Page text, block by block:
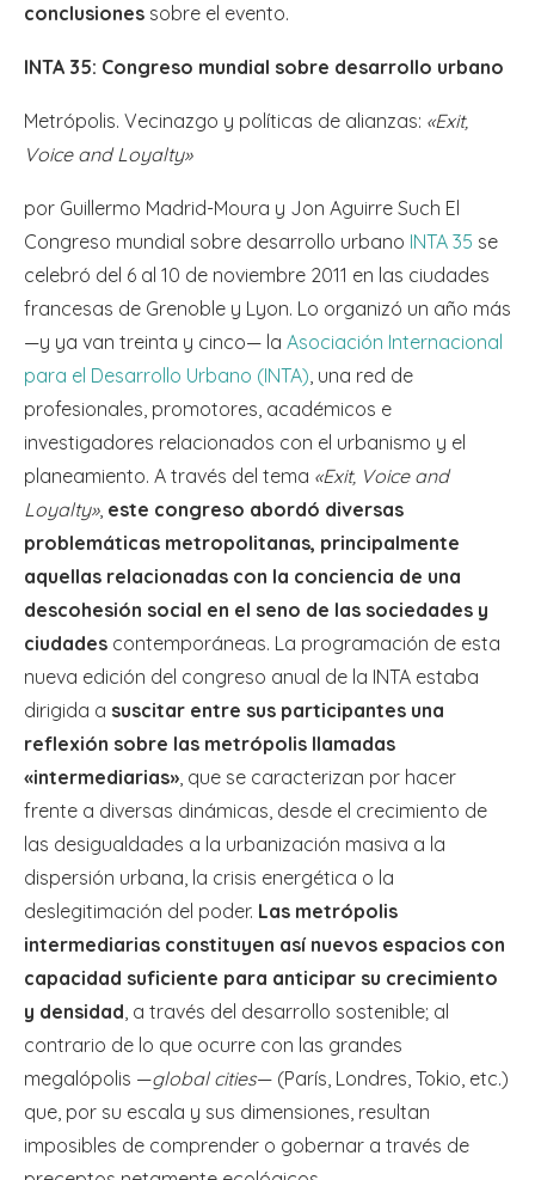
conclusiones sobre el evento.
INTA 35: Congreso mundial sobre desarrollo urbano
Metrópolis. Vecinazgo y políticas de alianzas: «Exit,
Voice and Loyalty»
por Guillermo Madrid-Moura y Jon Aguirre Such El
Congreso mundial sobre desarrollo urbano INTA 35 se
celebró del 6 al 10 de noviembre 2011 en las ciudades
francesas de Grenoble y Lyon. Lo organizó un año más
—y ya van treinta y cinco— la Asociación Internacional
para el Desarrollo Urbano (INTA), una red de
profesionales, promotores, académicos e
investigadores relacionados con el urbanismo y el
planeamiento. A través del tema «Exit, Voice and
Loyalty», este congreso abordó diversas
problemáticas metropolitanas, principalmente
aquellas relacionadas con la conciencia de una
descohesión social en el seno de las sociedades y
ciudades contemporáneas. La programación de esta
nueva edición del congreso anual de la INTA estaba
dirigida a suscitar entre sus participantes una
reflexión sobre las metrópolis llamadas
«intermediarias», que se caracterizan por hacer
frente a diversas dinámicas, desde el crecimiento de
las desigualdades a la urbanización masiva a la
dispersión urbana, la crisis energética o la
deslegitimación del poder. Las metrópolis
intermediarias constituyen así nuevos espacios con
capacidad suficiente para anticipar su crecimiento
y densidad, a través del desarrollo sostenible; al
contrario de lo que ocurre con las grandes
megalópolis —global cities— (París, Londres, Tokio, etc.)
que, por su escala y sus dimensiones, resultan
imposibles de comprender o gobernar a través de